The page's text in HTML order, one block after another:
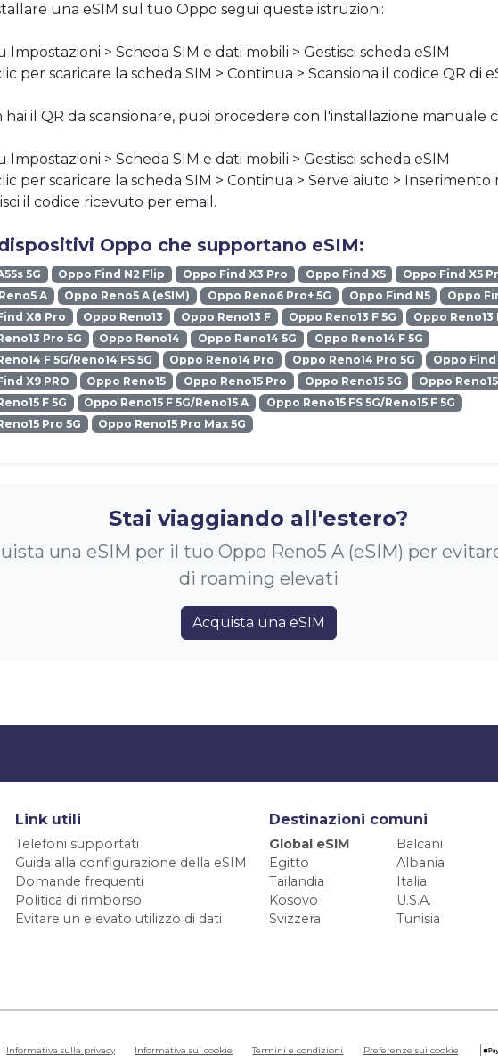
una eSIM sul tuo Oppo segui queste istruzioni:
Impostazioni > Scheda SIM e dati mobili > Gestisci scheda eSIM
per scaricare la scheda SIM > Continua > Scansiona il codice QR di
hai il QR da scansionare, puoi procedere con l'installazione manuale
Impostazioni > Scheda SIM e dati mobili > Gestisci scheda eSIM
per scaricare la scheda SIM > Continua > Serve aiuto > Inserimento
il codice ricevuto per email.
Oppo che supportano eSIM:
5G Oppo Find N2 Flip Oppo Find X3 Pro Oppo Find X5
Oppo Find X5
A
Oppo Reno5 A (eSIM) Oppo Reno6 Pro+ 5G Oppo Find N5
Oppo
X8 Pro
Oppo Reno13 Oppo Reno13 F Oppo Reno13 F 5G
Oppo Reno13
Pro 5G
Oppo Reno14 Oppo Reno14 5G
Oppo Reno14 F 5G
F 5G/Reno14 FS 5G
Oppo Reno14 Pro Oppo Reno14 Pro 5G
Oppo Find
X9 PRO
Oppo Reno15 Oppo Reno15 Pro Oppo Reno15 5G
Oppo Reno15
F 5G
Oppo Reno15 F 5G/Reno15 A
Oppo Reno15 FS 5G/Reno15 F 5G
Pro 5G
Oppo Reno15 Pro Max 5G
Stai viaggiando all'estero?
una eSIM per il tuo Oppo Reno5 A (eSIM) per
di roaming elevati
Acquista una eSIM
Link utili
Telefoni supportati
Guida alla configurazione della eSIM
Domande frequenti
Politica di rimborso
Evitare un elevato utilizzo di dati
Destinazioni comuni
Global eSIM
Balcani
Egitto
Albania
Tailandia
Italia
Kosovo
U.S.A.
Svizzera
Tunisia
Informativa sulla privacy Informativa sui cookie Termini e condizioni Preferenze sui cookie